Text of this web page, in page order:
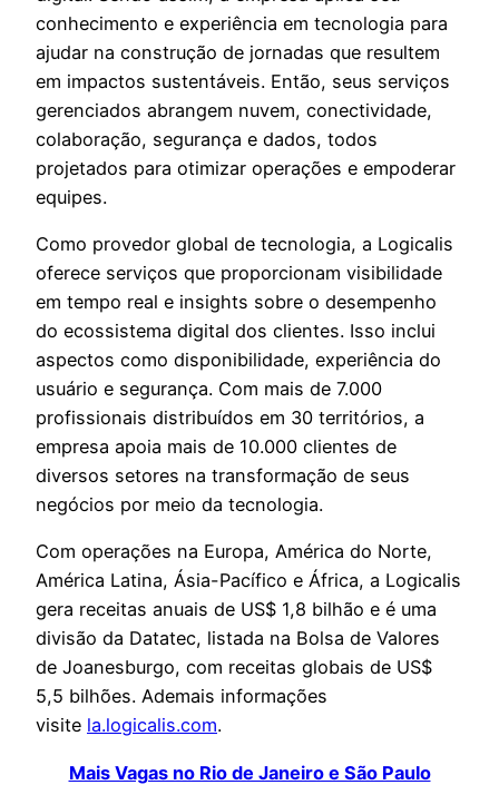
conhecimento e experiência em tecnologia para
ajudar na construção de jornadas que resultem
em impactos sustentáveis. Então, seus serviços
gerenciados abrangem nuvem, conectividade,
colaboração, segurança e dados, todos
projetados para otimizar operações e empoderar
equipes.
Como provedor global de tecnologia, a Logicalis
oferece serviços que proporcionam visibilidade
em tempo real e insights sobre o desempenho
do ecossistema digital dos clientes. Isso inclui
aspectos como disponibilidade, experiência do
usuário e segurança. Com mais de 7.000
profissionais distribuídos em 30 territórios, a
empresa apoia mais de 10.000 clientes de
diversos setores na transformação de seus
negócios por meio da tecnologia.
Com operações na Europa, América do Norte,
América Latina, Ásia-Pacífico e África, a Logicalis
gera receitas anuais de US$ 1,8 bilhão e é uma
divisão da Datatec, listada na Bolsa de Valores
de Joanesburgo, com receitas globais de US$
5,5 bilhões. Ademais informações
visite la.logicalis.com.
Mais Vagas no Rio de Janeiro e São Paulo